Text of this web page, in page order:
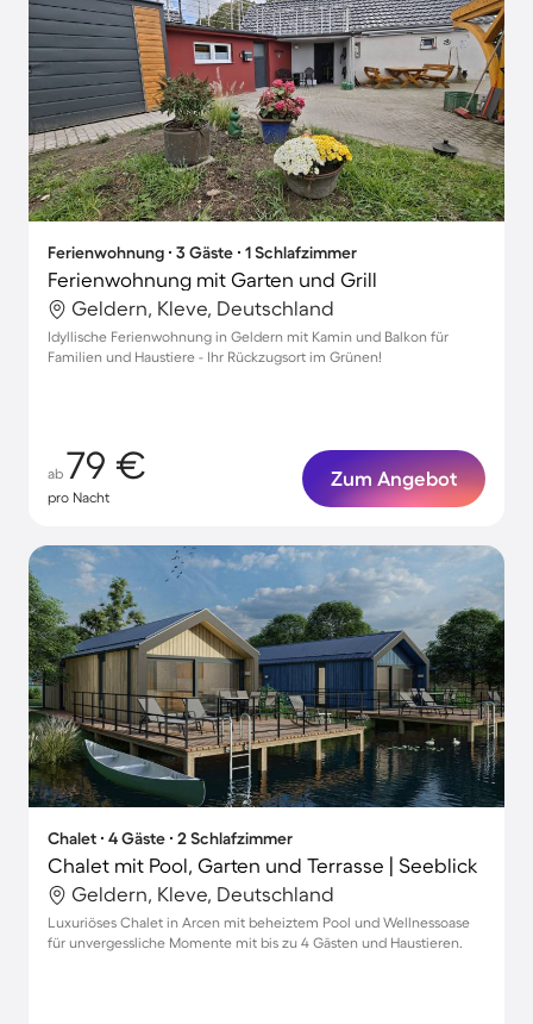
Ferienwohnung ∙ 3 Gäste ∙ 1 Schlafzimmer
Ferienwohnung mit Garten und Grill
Geldern, Kleve, Deutschland
Idyllische Ferienwohnung in Geldern mit Kamin und Balkon für
Familien und Haustiere - Ihr Rückzugsort im Grünen!
ab 79 €
pro Nacht
Zum Angebot
Chalet ∙ 4 Gäste ∙ 2 Schlafzimmer
Chalet mit Pool, Garten und Terrasse | Seeblick
Geldern, Kleve, Deutschland
Luxuriöses Chalet in Arcen mit beheiztem Pool und Wellnessoase
für unvergessliche Momente mit bis zu 4 Gästen und Haustieren.